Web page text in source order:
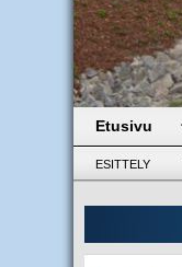
Etusivu
ESITTELY